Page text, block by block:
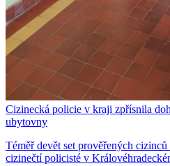
Cizinecká policie v kraji zpřísnila
ubytovny
Téměř devět set prověřených
cizinečtí policisté v